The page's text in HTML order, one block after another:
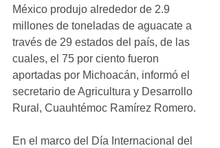
México produjo alrededor de 2.9
millones de toneladas de aguacate a
través de 29 estados del país, de las
cuales, el 75 por ciento fueron
aportadas por Michoacán, informó el
secretario de Agricultura y Desarrollo
Rural, Cuauhtémoc Ramírez Romero.
En el marco del Día Internacional del